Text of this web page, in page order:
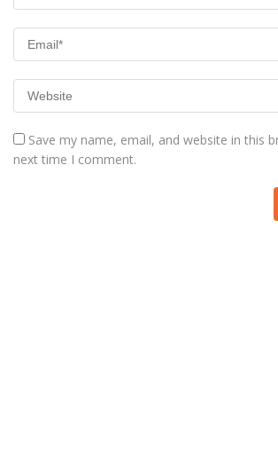
Save my name, email, and website in this
next time I comment.